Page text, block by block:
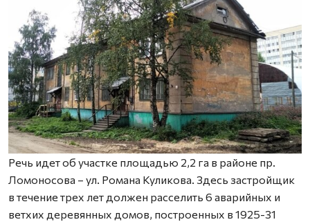
Речь идет об участке площадью 2,2 га в районе пр.
Ломоносова – ул. Романа Куликова. Здесь застройщик
в течение трех лет должен расселить 6 аварийных и
ветхих деревянных домов, построенных в 1925-31